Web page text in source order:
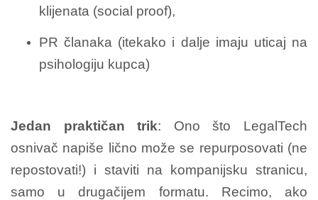
klijenata (social proof),
PR članaka (itekako i dalje imaju uticaj na
psihologiju kupca)
Jedan praktičan trik: Ono što LegalTech
osnivač napiše lično može se repurposovati (ne
repostovati!) i staviti na kompanijsku stranicu,
samo u drugačijem formatu. Recimo, ako